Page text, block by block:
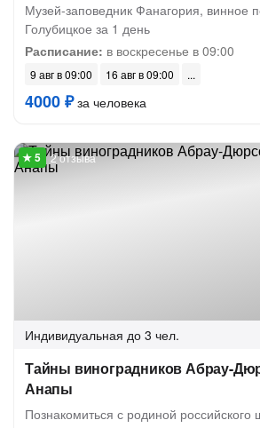
Музей-заповедник Фанагория, винное
Голубицкое за 1 день
Расписание: в воскресенье в 09:00
9 авг в 09:00 16 авг в 09:00
4000 ₽за человека
2 отзыва
Индивидуальная до 3 чел.
Тайны виноградников Абрау-
Анапы
Познакомиться с родиной российского